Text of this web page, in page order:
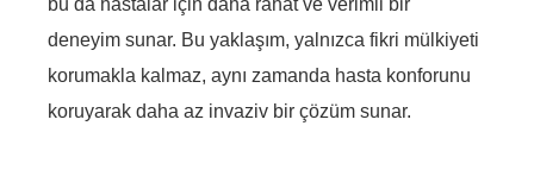
bu da hastalar için daha rahat ve verimli bir
deneyim sunar. Bu yaklaşım, yalnızca fikri mülkiyeti
korumakla kalmaz, aynı zamanda hasta konforunu
koruyarak daha az invaziv bir çözüm sunar.